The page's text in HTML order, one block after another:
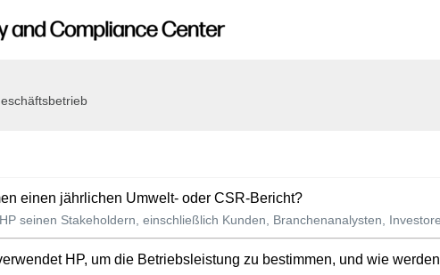
einen jährlichen Umwelt- oder CSR-Bericht?
seinen Stakeholdern, einschließlich Kunden, Branchenanalysten,
HP, um die Betriebsleistung zu bestimmen, und wie